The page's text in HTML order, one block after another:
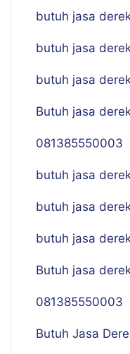
butuh jasa
butuh jasa
butuh jasa
Butuh jasa
081385550003
butuh jasa
butuh jasa
butuh jasa
Butuh jasa
081385550003
Butuh Jasa